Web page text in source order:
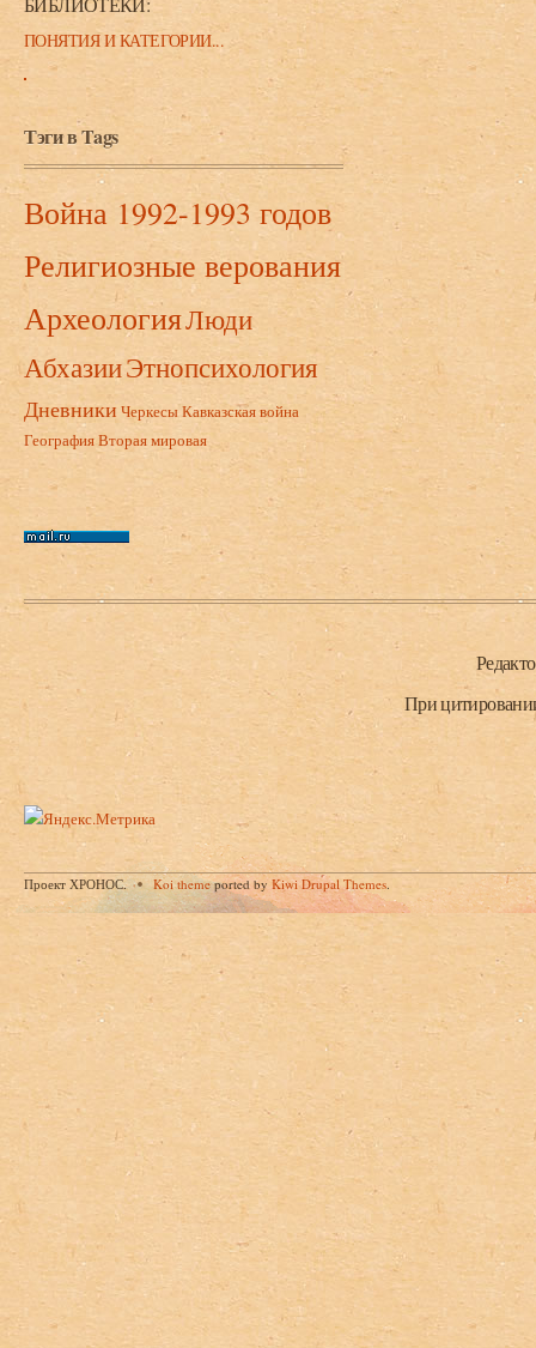
ПОНЯТИЯ И КАТЕГОРИИ...
Тэги в Tags
Война 1992-1993 годов
Религиозные верования
АрхеологияЛюди
АбхазииЭтнопсихология
Дневники ЧеркесыКавказская война
ГеографияВторая мировая
Нижний колонтитул
При
Проект ХРОНОС. Koi themeported byKiwi Drupal Themes.